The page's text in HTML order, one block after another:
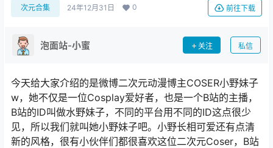
次元合集 24年12月31日 0 前往下载
泡面站-小蜜 关注 私信
今天给大家介绍的是微博二次元动漫博主COSER小野妹子
w，她不仅是一位Cosplay爱好者，也是一个B站的主播，
B站的ID叫做水野妹子，不同的平台用不同的ID这点很少
见，所以我们就叫她小野妹子吧。小野长相可爱还有点清
新的风格，很有小伙伴们都很喜欢这位二次元Coser，B站